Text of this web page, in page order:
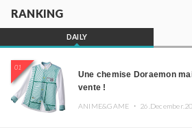
RANKING
DAILY
01
Une chemise Doraemon
vente !
ANIME&GAME ・